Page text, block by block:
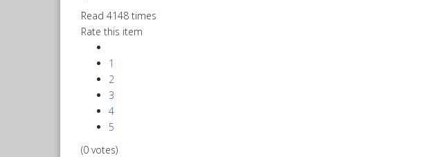
Read 4148 times
Rate this item
1
2
3
4
5
(0 votes)